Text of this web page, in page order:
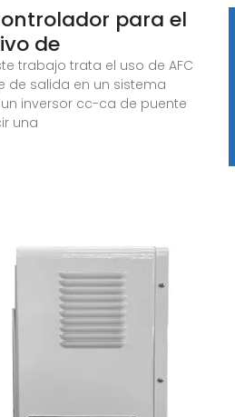
para el
de
trabajo trata el uso de AFC
de salida en un sistema
inversor cc-ca de puente
una